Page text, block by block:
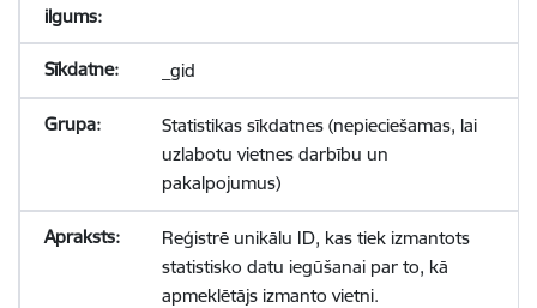
_gid
Statistikas sīkdatnes (nepieciešamas, lai
uzlabotu vietnes darbību un
pakalpojumus)
Reģistrē unikālu ID, kas tiek izmantots
statistisko datu iegūšanai par to, kā
apmeklētājs izmanto vietni.